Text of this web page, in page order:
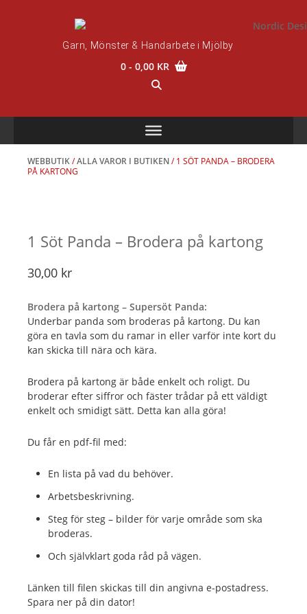
Garn, Mönster & Handarbete i Mjölby
0- 0,00 KR
WEBBUTIK/ALLA VAROR I BUTIKEN/ 1 SÖT PANDA – BRODERA
PÅ KARTONG
1 Söt Panda – Brodera på kartong
30,00 kr
Brodera på kartong – Supersöt Panda:
Underbar panda som broderas på kartong. Du kan
göra en tavla som du ramar in eller varför inte kort du
kan skicka till nära och kära.
Brodera på kartong är både enkelt och roligt. Du
broderar efter siffror och fäster trådar på ett väldigt
enkelt och smidigt sätt. Detta kan alla göra!
Du får en pdf-fil med:
En lista på vad du behöver.
Arbetsbeskrivning.
Steg för steg – bilder för varje område som ska
broderas.
Och självklart goda råd på vägen.
Länken till filen skickas till din angivna e-postadress.
Spara ner på din dator!